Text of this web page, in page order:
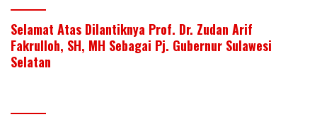
Selamat Atas Dilantiknya Prof. Dr. Zudan Arif
Fakrulloh, SH, MH Sebagai Pj. Gubernur Sulawesi
Selatan